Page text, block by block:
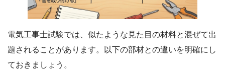
電気工事士試験では、似たような見た目の材料と混ぜて出
題されることがあります。以下の部材との違いを明確にし
ておきましょう。